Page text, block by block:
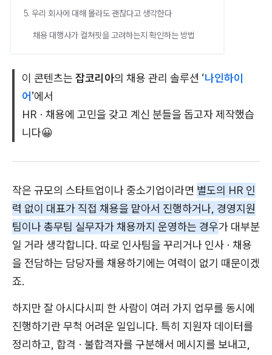
5. 우리 회사에 대해 몰라도 괜찮다고 생각한다
채용 대행사가 컬쳐핏을 고려하는지 확인하는 방법
이 콘텐츠는 잡코리아의 채용 관리 솔루션 ‘나인하이
어’에서
HR · 채용에 고민을 갖고 계신 분들을 돕고자 제작했습
니다😀
작은 규모의 스타트업이나 중소기업이라면 별도의 HR 인
력 없이 대표가 직접 채용을 맡아서 진행하거나, 경영지원
팀이나 총무팀 실무자가 채용까지 운영하는 경우가 대부분
일 거라 생각합니다. 따로 인사팀을 꾸리거나 인사 · 채용
을 전담하는 담당자를 채용하기에는 여력이 없기 때문이겠
죠.
하지만 잘 아시다시피 한 사람이 여러 가지 업무를 동시에
진행하기란 무척 어려운 일입니다. 특히 지원자 데이터를
정리하고, 합격 · 불합격자를 구분해서 메시지를 보내고,